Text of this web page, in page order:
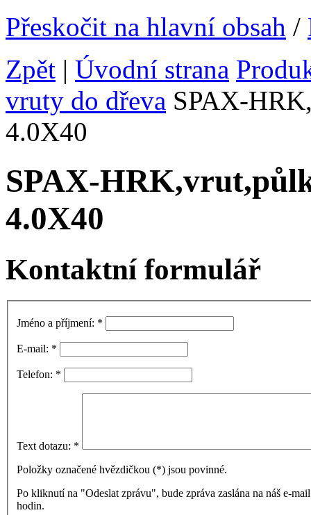
Přeskočit na hlavní obsah /
Zpět | Úvodní strana
vruty do dřeva SPAX-
4.0X40
SPAX-
4.0X40
Kontaktní formulář
Jméno a příjmení: *
E-mail: *
Telefon: *
Text dotazu: *
Položky označené hvězdičkou (*) jsou povinné.
Po kliknutí na "Odeslat zprávu", bude zpráva zaslána na náš e-
hodin.